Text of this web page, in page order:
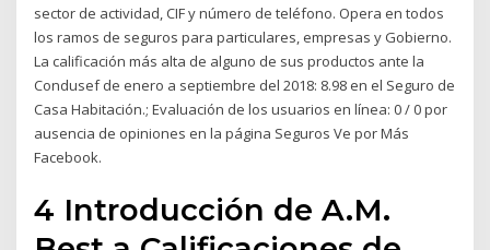
sector de actividad, CIF y número de teléfono. Opera en todos
los ramos de seguros para particulares, empresas y Gobierno.
La calificación más alta de alguno de sus productos ante la
Condusef de enero a septiembre del 2018: 8.98 en el Seguro de
Casa Habitación.; Evaluación de los usuarios en línea: 0 / 0 por
ausencia de opiniones en la página Seguros Ve por Más
Facebook.
4 Introducción de A.M.